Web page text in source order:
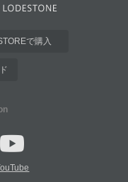
で購入